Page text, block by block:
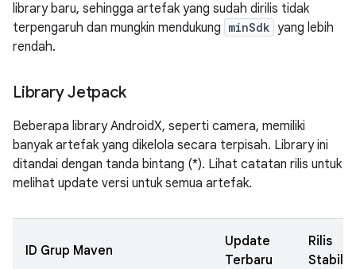
library baru, sehingga artefak yang sudah dirilis tidak
terpengaruh dan mungkin mendukung minSdk yang lebih
rendah.
Library Jetpack
Beberapa library AndroidX, seperti camera, memiliki
banyak artefak yang dikelola secara terpisah. Library ini
ditandai dengan tanda bintang (*). Lihat catatan rilis untuk
melihat update versi untuk semua artefak.
ID Grup Maven
Update
Terbaru
Rilis
Stabil